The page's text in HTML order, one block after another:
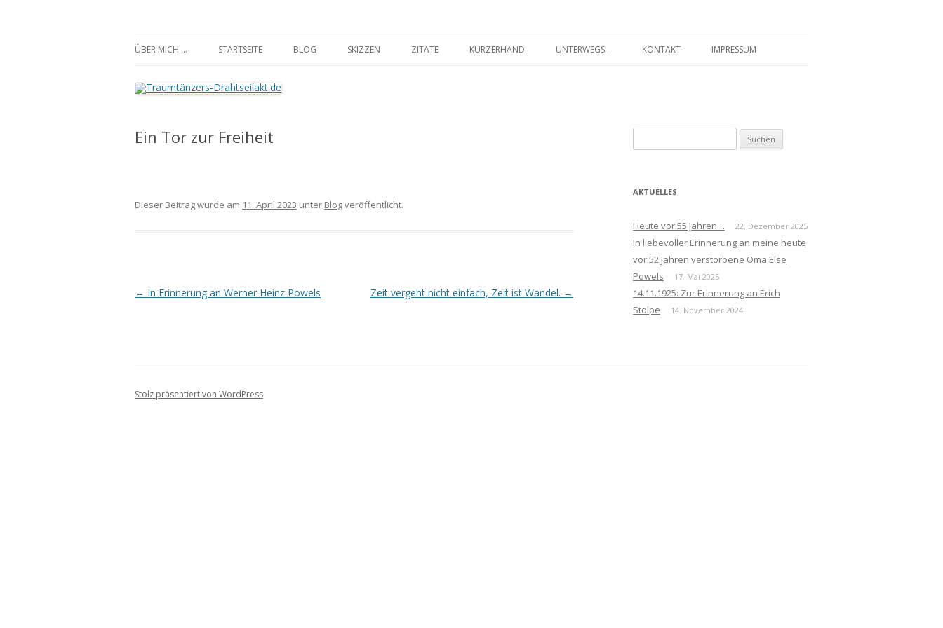
zum
ÜBER MICH … STARTSEITE BLOG SKIZZEN ZITATE KURZERHAND UNTERWEGS… KONTAKT IMPRESSUM
Ein Tor zur Freiheit
Dieser Beitrag wurde am 11. April 2023 unter Blogveröffentlicht.
Beitrags-
← In Erinnerung an Werner Heinz Powels Zeit vergeht nicht einfach, Zeit ist Wandel. →
nach:
AKTUELLES
Heute vor 55 Jahren… 22. Dezember 2025
In liebevoller Erinnerung an meine heute
vor 52 Jahren verstorbene Oma Else
Powels
17. Mai 2025
14.11.1925: Zur Erinnerung an Erich
Stolpe
14. November 2024
Stolz präsentiert von WordPress